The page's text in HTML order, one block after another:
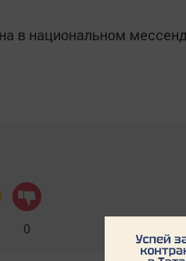
в национальном
0